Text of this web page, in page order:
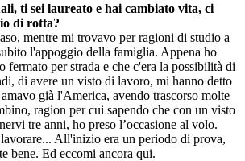
ti sei laureato e hai cambiato vita, ci
di rotta?
mentre mi trovavo per ragioni di studio a
l'appoggio della famiglia. Appena ho
fermato per strada e che c'era la possibilità di
di avere un visto di lavoro, mi hanno detto
già l'America, avendo trascorso molte
ragion per cui sapendo che con un visto
tre anni, ho preso l’occasione al volo.
All'inizio era un periodo di prova,
bene. Ed eccomi ancora qui.